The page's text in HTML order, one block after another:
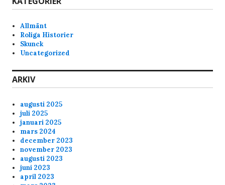
Allmänt
Roliga Historier
Skunck
Uncategorized
ARKIV
augusti 2025
juli 2025
januari 2025
mars 2024
december 2023
november 2023
augusti 2023
juni 2023
april 2023